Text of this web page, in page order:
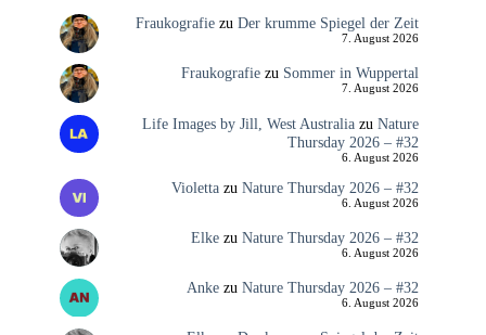
Fraukografiezu Der krumme Spiegel der Zeit
7. August 2026
Fraukografiezu Sommer in Wuppertal
7. August 2026
Life Images by Jill, West Australiazu Nature
Thursday 2026 – #32
6. August 2026
Violettazu Nature Thursday 2026 – #32
6. August 2026
Elkezu Nature Thursday 2026 – #32
6. August 2026
Ankezu Nature Thursday 2026 – #32
6. August 2026